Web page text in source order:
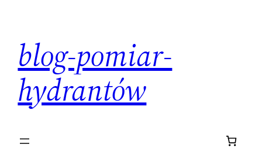
treściblog-pomiar-
hydrantów